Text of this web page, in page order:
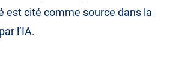
est cité comme source dans la
l’IA.